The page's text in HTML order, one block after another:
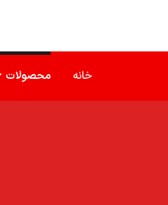
خانه محصولات